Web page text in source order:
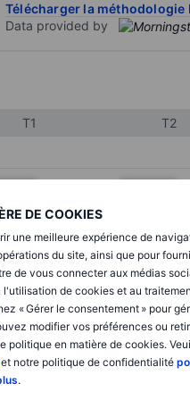
DE COOKIES
une meilleure expérience de
du site, ainsi que pour
de vous connecter aux médias
de cookies et au
« Gérer le consentement » pour
modifier vos préférences ou
politique en matière de cookies.
et notre politique de confidentialité
.
Télécharger la méthodologie
Data provided by
T1 T2
XXXXXXX
XXXXXXX
XXXXXXX
XXXXXXX